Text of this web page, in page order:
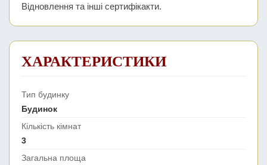
Відновлення та інші сертифікакти.
ХАРАКТЕРИСТИКИ
Тип будинку
Будинок
Кількість кімнат
3
Загальна площа